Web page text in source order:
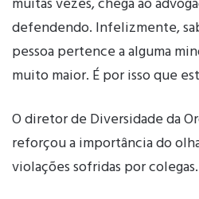
defendendo. Infelizmente,
pessoa pertence a alguma
muito maior. É por isso que
O diretor de Diversidade da
reforçou a importância do
violações sofridas por colegas.